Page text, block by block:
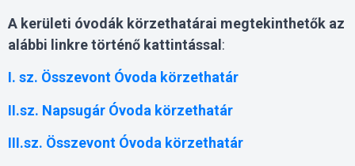
A kerületi óvodák körzethatárai megtekinthetők az
alábbi linkre történő kattintással:
I. sz. Összevont Óvoda körzethatár
II.sz. Napsugár Óvoda körzethatár
III.sz. Összevont Óvoda körzethatár